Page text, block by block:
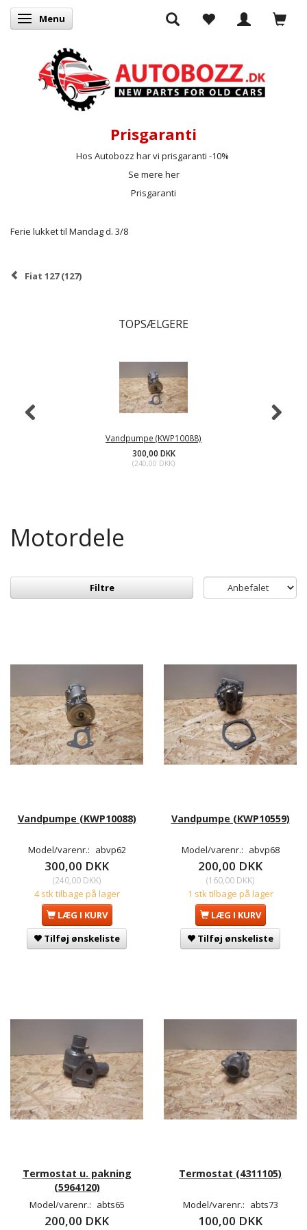
Skifte navigation
Menu
Prisgaranti
Hos Autobozz har vi prisgaranti -10%
Se mere her
Prisgaranti
Ferie lukket til Mandag d. 3/8
Fiat 127 (127)
TOPSÆLGERE
Vandpumpe (KWP10088)
300,00 DKK
(240,00 DKK)
Motordele
Filtre
Vandpumpe (KWP10088)
Model/varenr.: abvp62
300,00 DKK
(240,00 DKK)
4 stk tilbage på lager
LÆG I KURV
Tilføj ønskeliste
Vandpumpe (KWP10559)
Model/varenr.: abvp68
200,00 DKK
(160,00 DKK)
1 stk tilbage på lager
LÆG I KURV
Tilføj ønskeliste
Termostat u. pakning
(5964120)
Model/varenr.: abts65
200,00 DKK
Termostat (4311105)
Model/varenr.: abts73
100,00 DKK